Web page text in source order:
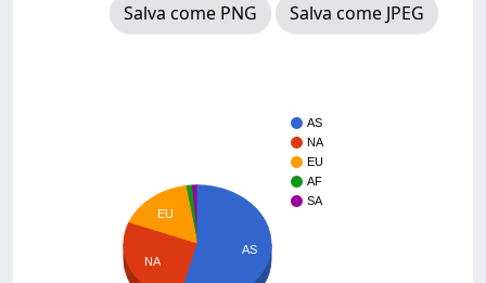
Salva come PNG
Salva come JPEG
AS
NA
EU
AF
SA
EU
NA
AS